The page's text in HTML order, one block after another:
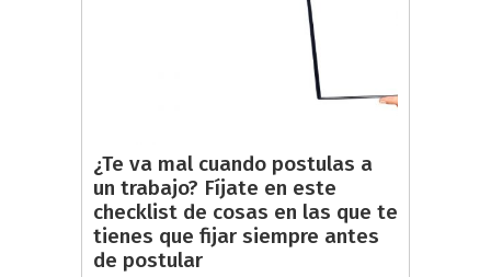
¿Te va mal cuando postulas a
un trabajo? Fíjate en este
checklist de cosas en las que te
tienes que fijar siempre antes
de postular